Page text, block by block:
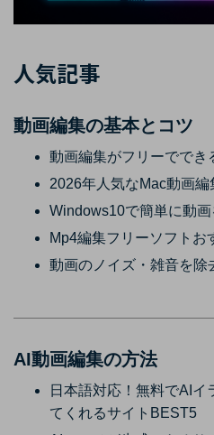
人気記事
動画編集の基本とコツ
動画編集がフリーででき
2026年人気なMac動画編
Windows10で簡単に動
Mp4編集フリーソフトお
動画のノイズ・雑音を除
AI動画編集の方法
日本語対応！無料でAIイ
てくれるサイトBEST5